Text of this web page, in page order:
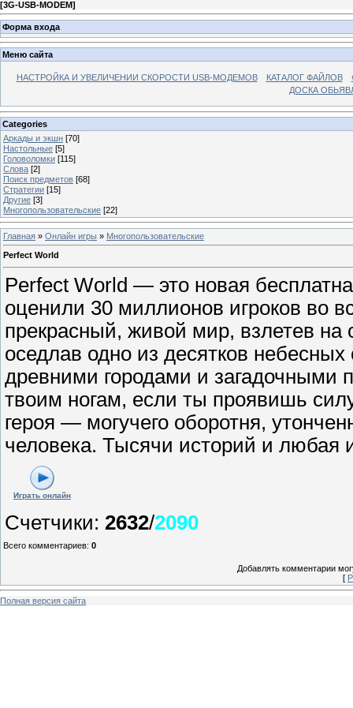
[3G-USB-MODEM]
Форма входа
Меню сайта
НАСТРОЙКА И УВЕЛИЧЕНИИ СКОРОСТИ USB-МОДЕМОВ КАТАЛОГ ФАЙЛОВ
ДОСКА
Categories
Аркады и экшн [70]
Настольные [5]
Головоломки [115]
Слова [2]
Поиск предметов [68]
Стратегии [15]
Другие [3]
Многопользовательские [22]
Главная » Онлайн игры » Многопользовательские
Perfect World
Perfect World — это новая
оценили 30 миллионов игроков во
прекрасный, живой мир, взлетев на
оседлав одно из десятков
древними городами и загадочными
твоим ногам, если ты проявишь
героя — могучего оборотня,
человека. Тысячи историй и любая
Играть онлайн
Счетчики: 2632/2090
Всего комментариев: 0
Добавлять комментарии
[
Полная версия сайта